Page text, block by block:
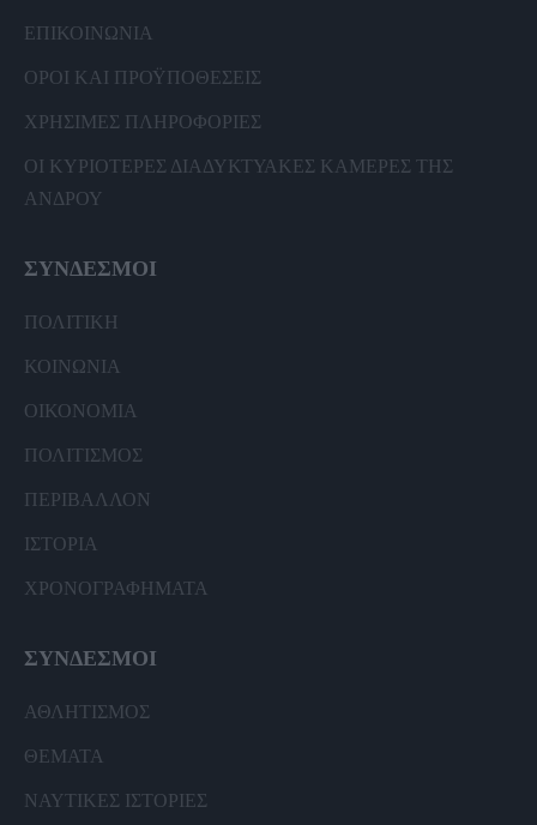
ΕΠΙΚΟΙΝΩΝΙΑ
ΟΡΟΙ ΚΑΙ ΠΡΟΫΠΟΘΕΣΕΙΣ
ΧΡΗΣΙΜΕΣ ΠΛΗΡΟΦΟΡΙΕΣ
ΟΙ ΚΥΡΙΟΤΕΡΕΣ ΔΙΑΔΥΚΤΥΑΚΕΣ ΚΑΜΕΡΕΣ ΤΗΣ
ΑΝΔΡΟΥ
ΣΥΝΔΕΣΜΟΙ
ΠΟΛΙΤΙΚΗ
ΚΟΙΝΩΝΙΑ
ΟΙΚΟΝΟΜΙΑ
ΠΟΛΙΤΙΣΜΟΣ
ΠΕΡΙΒΑΛΛΟΝ
ΙΣΤΟΡΙΑ
ΧΡΟΝΟΓΡΑΦΗΜΑΤΑ
ΣΥΝΔΕΣΜΟΙ
ΑΘΛΗΤΙΣΜΟΣ
ΘΕΜΑΤΑ
ΝΑΥΤΙΚΕΣ ΙΣΤΟΡΙΕΣ